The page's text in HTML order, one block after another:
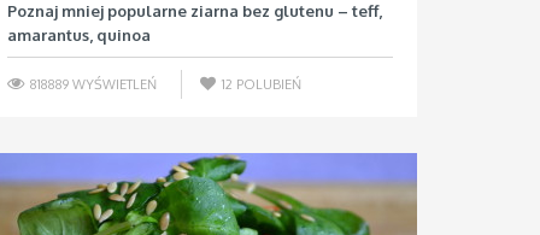
Poznaj mniej popularne ziarna bez glutenu – teff,
amarantus, quinoa
818889 WYŚWIETLEŃ 12 POLUBIEŃ